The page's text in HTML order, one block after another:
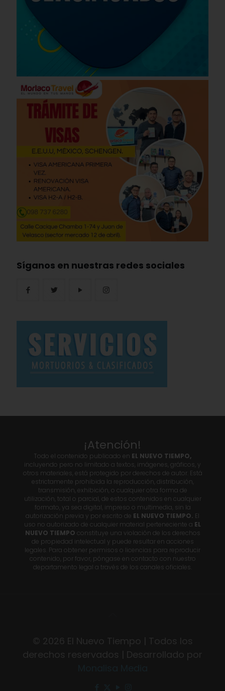
Síganos en nuestras redes sociales
¡Atención!
Todo el contenido publicado en EL NUEVO TIEMPO,
incluyendo pero no limitado a textos, imágenes, gráficos, y
otros materiales, está protegido por derechos de autor. Está
estrictamente prohibida la reproducción, distribución,
transmisión, exhibición, o cualquier otra forma de
utilización, total o parcial, de estos contenidos en cualquier
formato, ya sea digital, impreso o multimedia, sin la
autorización previa y por escrito de EL NUEVO TIEMPO. El
uso no autorizado de cualquier material perteneciente a EL
NUEVO TIEMPO constituye una violación de los derechos
de propiedad intelectual y puede resultar en acciones
legales. Para obtener permisos o licencias para reproducir
contenido, por favor, póngase en contacto con nuestro
departamento legal a través de los canales oficiales.
© 2026 El Nuevo Tiempo | Todos los
derechos reservados | Desarrollado por